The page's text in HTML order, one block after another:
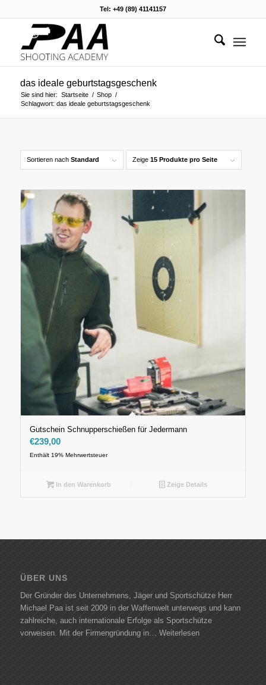
Tel: +49 (89) 41141157
das ideale geburtstagsgeschenk
Sie sind hier: Startseite / Shop /
Schlagwort: das ideale geburtstagsgeschenk
Sortieren nach Standard Zeige 15 Produkte pro Seite
Gutschein Schnupperschießen für Jedermann
€239,00
Enthält 19% Mehrwertsteuer
In den Warenkorb Zeige Details
ÜBER UNS
Der Gründer des Unternehmens, Jäger und Sportschütze Herr
Michael Paa ist seit 2009 in der Waffenwelt unterwegs und kann
zahlreiche, auch internationale Erfolge als Sportschütze
vorweisen. Mit der Firmengründung in… Weiterlesen